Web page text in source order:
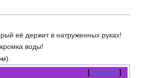
еë держит в натруженных руках!
воды!
).
свернуть